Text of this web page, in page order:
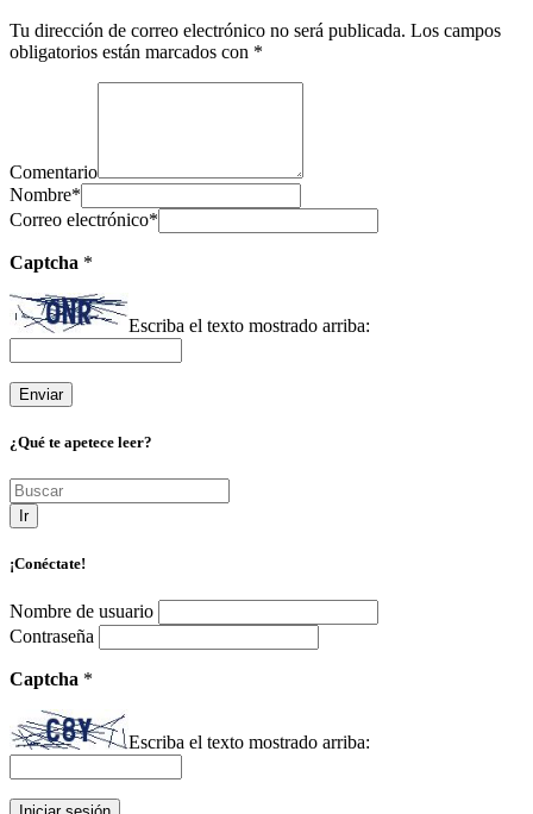
Tu dirección de correo electrónico no será publicada. Los campos
obligatorios están marcados con *
Comentario
Nombre*
Correo electrónico*
Captcha *
Escriba el texto mostrado arriba:
¿Qué te apetece leer?
Ir
¡Conéctate!
Nombre de usuario
Contraseña
Captcha *
Escriba el texto mostrado arriba: